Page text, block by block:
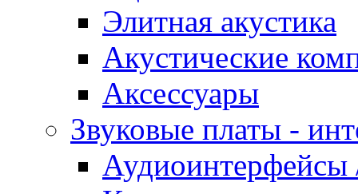
Элитная акустика
Акустические
Аксессуары
Звуковые платы -
Аудиоинтерфейсы